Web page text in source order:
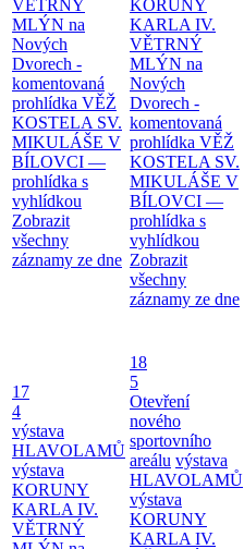
VĚTRNÝ
MLÝN na
Nových
Dvorech -
komentovaná
prohlídka VĚŽ
KOSTELA SV.
MIKULÁŠE V
BÍLOVCI —
prohlídka s
vyhlídkou
Zobrazit
všechny
záznamy ze dne
KORUNY
KARLA IV.
VĚTRNÝ
MLÝN na
Nových
Dvorech -
komentovaná
prohlídka VĚŽ
KOSTELA SV.
MIKULÁŠE V
BÍLOVCI —
prohlídka s
vyhlídkou
Zobrazit
všechny
záznamy ze dne
17
4
výstava
HLAVOLAMŮ
výstava
KORUNY
KARLA IV.
VĚTRNÝ
18
5
Otevření
nového
sportovního
areálu výstava
HLAVOLAMŮ
výstava
KORUNY
KARLA IV.